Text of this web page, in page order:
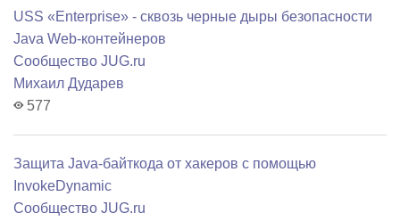
USS «Enterprise» - сквозь черные дыры безопасности
Java Web-контейнеров
Сообщество JUG.ru
Михаил Дударев
577
Защита Java-байткода от хакеров с помощью
InvokeDynamic
Сообщество JUG.ru